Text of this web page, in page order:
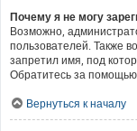
Почему я не могу
Возможно,
пользователей. Также
запретил имя, под
Обратитесь за
Вернуться к началу